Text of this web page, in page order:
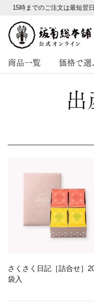
15時までのご注文は最短翌
商品一覧 価格で選
さくさく日記［詰合せ］
袋入